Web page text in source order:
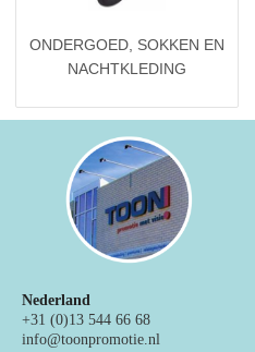
ONDERGOED, SOKKEN EN
NACHTKLEDING
Nederland
+31 (0)13 544 66 68
info@toonpromotie.nl